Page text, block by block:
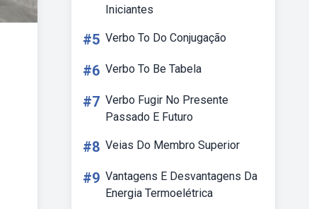
Iniciantes
#5 Verbo To Do Conjugação
#6 Verbo To Be Tabela
#7 Verbo Fugir No Presente
Passado E Futuro
#8 Veias Do Membro Superior
#9 Vantagens E Desvantagens Da
Energia Termoelétrica